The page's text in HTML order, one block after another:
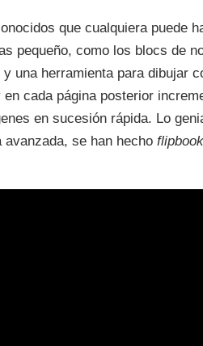
que cualquiera puede
pequeño, como los blocs de
una herramienta para dibujar
cada página posterior
en sucesión rápida. Lo
avanzada, se han hecho